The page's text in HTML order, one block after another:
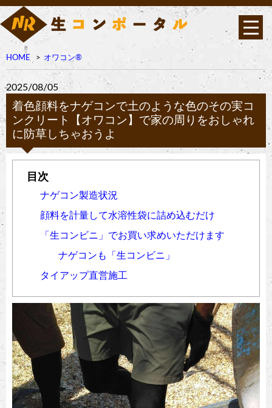
HOME オワコン®︎
2025/08/05
着色顔料をナゲコンで土のような色のその実コ
ンクリート【オワコン】で家の周りをおしゃれ
に防草しちゃおうよ
ナゲコン製造状況
顔料を計量して水溶性袋に詰め込むだけ
「生コンビニ」でお買い求めいただけます
ナゲコンも「生コンビニ」
タイアップ直営施工